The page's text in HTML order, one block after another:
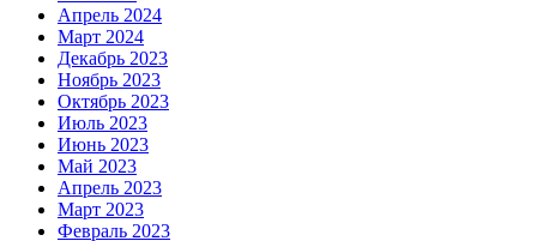
Апрель 2024
Март 2024
Декабрь 2023
Ноябрь 2023
Октябрь 2023
Июль 2023
Июнь 2023
Май 2023
Апрель 2023
Март 2023
Февраль 2023